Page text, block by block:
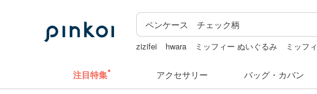
zizifei hwara ミッフィー ぬいぐるみ ミッフィ
注目特集 アクセサリー バッグ・カバン